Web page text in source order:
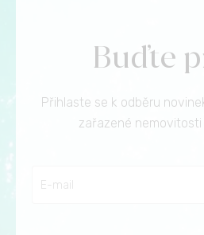
Buďte
Přihlaste se k odběru
zařazené nemovitosti